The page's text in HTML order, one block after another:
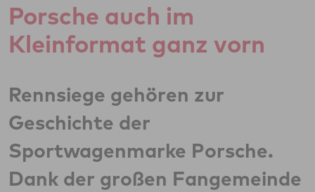
Porsche auch im
Kleinformat ganz vorn
Rennsiege gehören zur
Geschichte der
Sportwagenmarke Porsche.
Dank der großen Fangemeinde